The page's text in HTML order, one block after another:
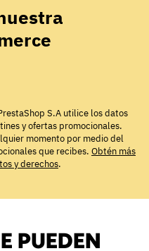
S.A utilice los datos
y ofertas promocionales.
momento por medio del
que recibes. Obtén más
y derechos.
PUEDEN